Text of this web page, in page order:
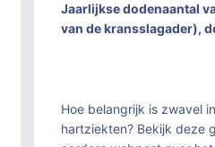
Jaarlijkse dodenaantal
van de kransslagader),
Hoe belangrijk is zwavel
hartziekten? Bekijk deze